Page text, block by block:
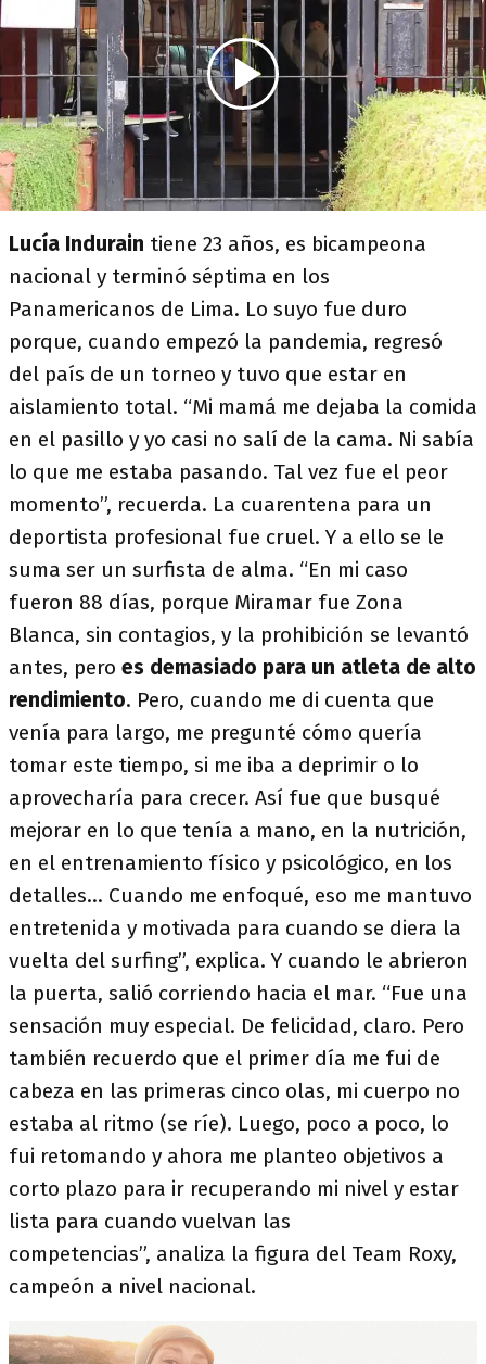
Lucía Indurain tiene 23 años, es bicampeona
nacional y terminó séptima en los
Panamericanos de Lima. Lo suyo fue duro
porque, cuando empezó la pandemia, regresó
del país de un torneo y tuvo que estar en
aislamiento total. “Mi mamá me dejaba la comida
en el pasillo y yo casi no salí de la cama. Ni sabía
lo que me estaba pasando. Tal vez fue el peor
momento”, recuerda. La cuarentena para un
deportista profesional fue cruel. Y a ello se le
suma ser un surfista de alma. “En mi caso
fueron 88 días, porque Miramar fue Zona
Blanca, sin contagios, y la prohibición se levantó
antes, pero es demasiado para un atleta de alto
rendimiento. Pero, cuando me di cuenta que
venía para largo, me pregunté cómo quería
tomar este tiempo, si me iba a deprimir o lo
aprovecharía para crecer. Así fue que busqué
mejorar en lo que tenía a mano, en la nutrición,
en el entrenamiento físico y psicológico, en los
detalles... Cuando me enfoqué, eso me mantuvo
entretenida y motivada para cuando se diera la
vuelta del surfing”, explica. Y cuando le abrieron
la puerta, salió corriendo hacia el mar. “Fue una
sensación muy especial. De felicidad, claro. Pero
también recuerdo que el primer día me fui de
cabeza en las primeras cinco olas, mi cuerpo no
estaba al ritmo (se ríe). Luego, poco a poco, lo
fui retomando y ahora me planteo objetivos a
corto plazo para ir recuperando mi nivel y estar
lista para cuando vuelvan las
competencias”, analiza la figura del Team Roxy,
campeón a nivel nacional.